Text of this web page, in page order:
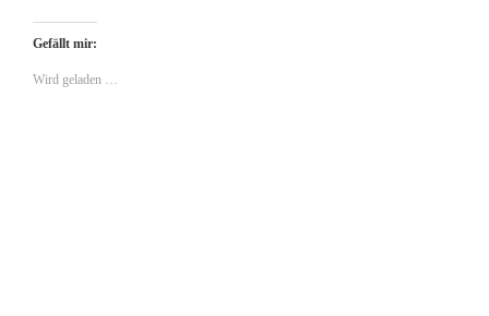
Gefällt mir:
Wird geladen …